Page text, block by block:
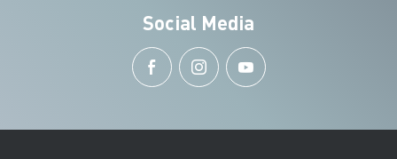
Social Media